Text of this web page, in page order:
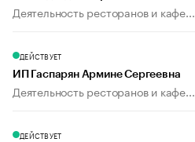
Деятельность ресторанов и кафе...
ДЕЙСТВУЕТ
ИП Гаспарян Армине Сергеевна
Деятельность ресторанов и кафе...
ДЕЙСТВУЕТ